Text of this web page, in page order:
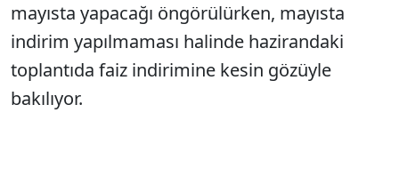
mayısta yapacağı öngörülürken, mayısta
indirim yapılmaması halinde hazirandaki
toplantıda faiz indirimine kesin gözüyle
bakılıyor.